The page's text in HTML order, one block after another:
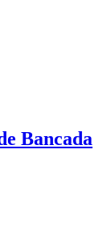
Bancada